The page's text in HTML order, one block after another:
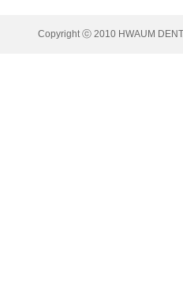
Copyright ⓒ 2010 HWAUM